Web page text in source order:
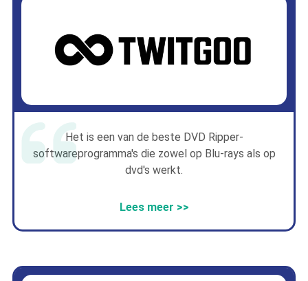
Het is een van de beste DVD Ripper-
softwareprogramma's die zowel op Blu-rays als op
dvd's werkt.
Lees meer >>